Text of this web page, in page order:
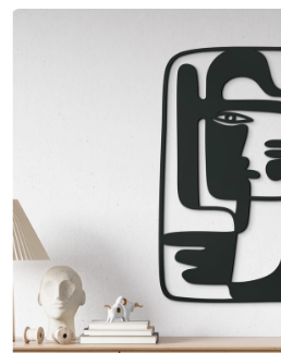
media